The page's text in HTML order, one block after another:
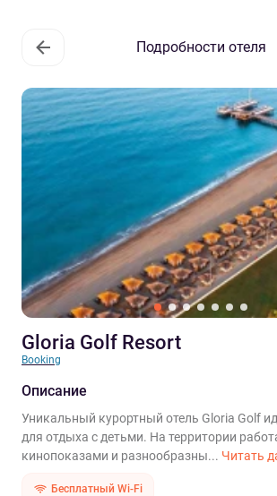
Подробности отеля
Gloria Golf Resort
Booking
Описание
Уникальный курортный отель Gloria Golf
для отдыха с детьми. На территории
кинопоказами и разнообразны... Читать
Бесплатный Wi-Fi